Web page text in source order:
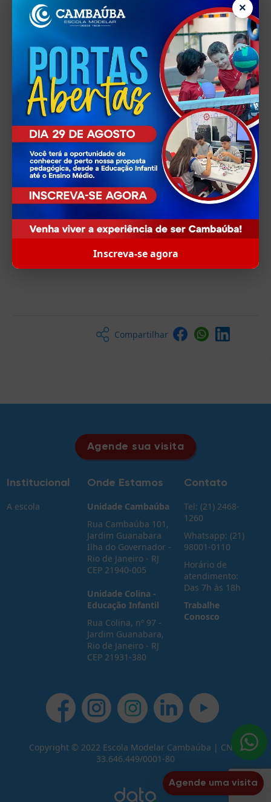
Data: 01/11/2023
Compartilhar
Institucional
A escola
Onde Estamos
Unidade Cambaúba
Rua Cambaúba 101,
Jardim Guanabara
Ilha do Governador -
Rio de Janeiro - RJ
CEP 21940-005
Unidade Colina -
Educação Infantil
Rua Colina, nº 97 -
Jardim Guanabara,
Rio de Janeiro - RJ
CEP 21931-380
Contato
Tel: (21) 2468-
1260
Whatsapp: (21)
98001-0110
Horário de
atendimento:
Das 7h às 18h
Trabalhe
Conosco
Agende sua visita
Copyright © 2022 Escola Modelar Cambaúba | CNPJ:
33.646.449/0001-80
Agende uma visita
×
Inscreva-se agora